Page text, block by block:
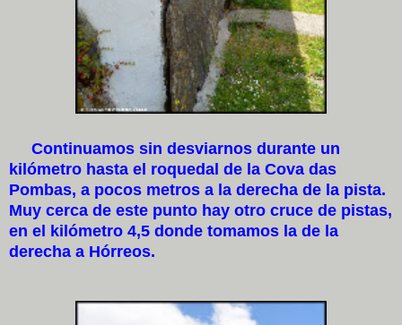
Continuamos sin desviarnos durante un
kilómetro hasta el roquedal de la Cova das
Pombas, a pocos metros a la derecha de la pista.
Muy cerca de este punto hay otro cruce de pistas,
en el kilómetro 4,5 donde tomamos la de la
derecha a Hórreos.